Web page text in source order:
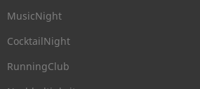
MusicNight
CocktailNight
RunningClub